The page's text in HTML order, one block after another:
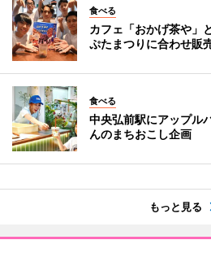
食べる
カフェ「おかげ茶や
ぷたまつりに合わせ販
食べる
中央弘前駅にアップル
んのまちおこし企画
もっと見る